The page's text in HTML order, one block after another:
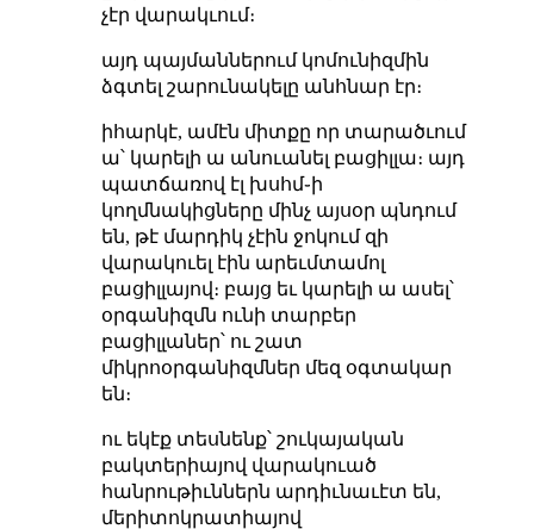
չէր վարակւում։
այդ պայմաններում կոմունիզմին
ձգտել շարունակելը անհնար էր։
իհարկէ, ամէն միտքը որ տարածւում
ա՝ կարելի ա անուանել բացիլլա։ այդ
պատճառով էլ խսհմ֊ի
կողմնակիցները մինչ այսօր պնդում
են, թէ մարդիկ չէին ջոկում զի
վարակուել էին արեւմտամոլ
բացիլլայով։ բայց եւ կարելի ա ասել՝
օրգանիզմն ունի տարբեր
բացիլլաներ՝ ու շատ
միկրոօրգանիզմներ մեզ օգտակար
են։
ու եկէք տեսնենք՝ շուկայական
բակտերիայով վարակուած
հանրութիւններն արդիւնաւէտ են,
մերիտոկրատիայով